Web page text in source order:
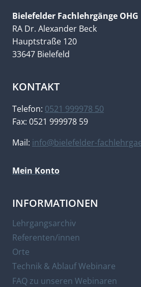
Bielefelder Fachlehrgänge OHG
RA Dr. Alexander Beck
Hauptstraße 120
33647 Bielefeld
KONTAKT
Telefon: 0521 999978 50
Fax: 0521 999978 59
Mail: info@bielefelder-
Mein Konto
INFORMATIONEN
Lehrgangsarchiv
Referenten/innen
Orte
Technik & Ablauf Webinare
FAQ zu unseren Webinaren